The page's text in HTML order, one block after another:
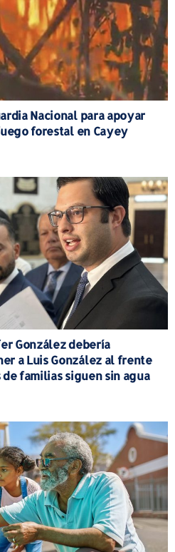
Nacional para apoyar
forestal en Cayey
González debería
a Luis González al frente
familias siguen sin agua